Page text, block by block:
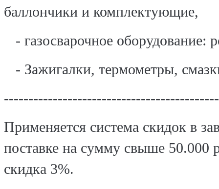
баллончики и комплектующие,
- газосварочное оборудование:
- Зажигалки, термометры,
Применяется система скидок в
поставке на сумму свыше 50.000
скидка 3%.